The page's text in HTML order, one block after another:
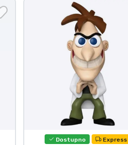
Dostupno Express